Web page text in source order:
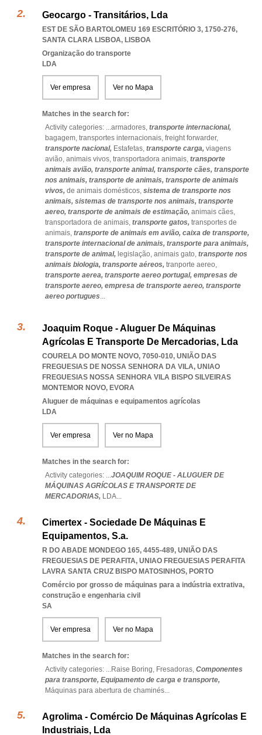
Geocargo - Transitários, Lda
EST DE SÃO BARTOLOMEU 169 ESCRITÓRIO 3, 1750-276,
SANTA CLARA LISBOA, LISBOA
Organização do transporte
LDA
Ver empresa Ver no Mapa
Matches in the search for:
Activity categories: ...armadores, transporte internacional,
bagagem, transportes internacionais, freight forwarder,
transporte nacional, Estafetas, transporte carga, viagens
avião, animais vivos, transportadora animais, transporte
animais avião, transporte animal, transporte cães, transporte
nos animais, transporte de animais, transporte de animais
vivos, de animais domésticos, sistema de transporte nos
animais, sistemas de transporte nos animais, transporte
aereo, transporte de animais de estimação, animais cães,
transportadora de animais, transporte gatos, transportes de
animais, transporte de animais em avião, caixa de transporte,
transporte internacional de animais, transporte para animais,
transporte de animal, legislação, animais gato, transporte nos
animais biologia, transporte aéreos, tranporte aereo,
transporte aerea, transporte aereo portugal, empresas de
transporte aereo, empresa de transporte aereo, transporte
aereo portugues...
Joaquim Roque - Aluguer De Máquinas
Agrícolas E Transporte De Mercadorias, Lda
COURELA DO MONTE NOVO, 7050-010, UNIÃO DAS
FREGUESIAS DE NOSSA SENHORA DA VILA, UNIAO
FREGUESIAS NOSSA SENHORA VILA BISPO SILVEIRAS
MONTEMOR NOVO, EVORA
Aluguer de máquinas e equipamentos agrícolas
LDA
Ver empresa Ver no Mapa
Matches in the search for:
Activity categories: ...JOAQUIM ROQUE - ALUGUER DE
MÁQUINAS AGRÍCOLAS E TRANSPORTE DE
MERCADORIAS, LDA...
Cimertex - Sociedade De Máquinas E
Equipamentos, S.a.
R DO ABADE MONDEGO 165, 4455-489, UNIÃO DAS
FREGUESIAS DE PERAFITA, UNIAO FREGUESIAS PERAFITA
LAVRA SANTA CRUZ BISPO MATOSINHOS, PORTO
Comércio por grosso de máquinas para a indústria extrativa,
construção e engenharia civil
SA
Ver empresa Ver no Mapa
Matches in the search for:
Activity categories: ...Raise Boring, Fresadoras, Componentes
para transporte, Equipamento de carga e transporte,
Máquinas para abertura de chaminés...
Agrolima - Comércio De Máquinas Agrícolas E
Industriais, Lda